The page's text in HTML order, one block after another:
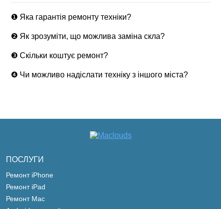
❶ Яка гарантія ремонту техніки?
❷ Як зрозуміти, що можлива заміна скла?
❸ Скільки коштує ремонт?
❹ Чи можливо надіслати техніку з іншого міста?
ПОСЛУГИ
Ремонт iPhone
Ремонт iPad
Ремонт Mac